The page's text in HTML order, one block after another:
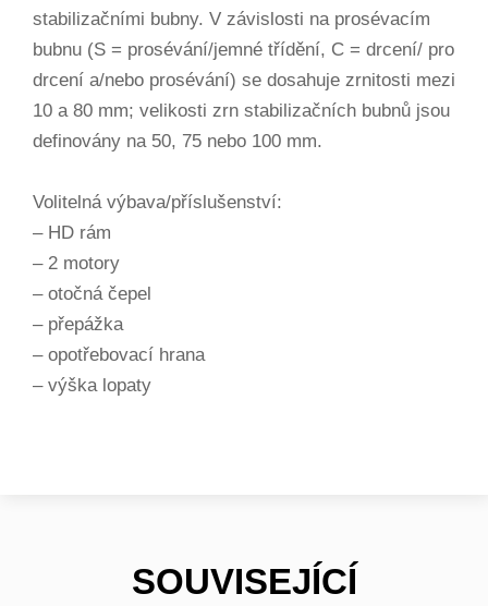
stabilizačními bubny. V závislosti na prosévacím
bubnu (S = prosévání/jemné třídění, C = drcení/ pro
drcení a/nebo prosévání) se dosahuje zrnitosti mezi
10 a 80 mm; velikosti zrn stabilizačních bubnů jsou
definovány na 50, 75 nebo 100 mm.
Volitelná výbava/příslušenství:
– HD rám
– 2 motory
– otočná čepel
– přepážka
– opotřebovací hrana
– výška lopaty
SOUVISEJÍCÍ